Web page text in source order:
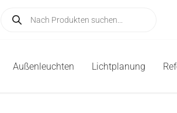
search
Außenleuchten Lichtplanung